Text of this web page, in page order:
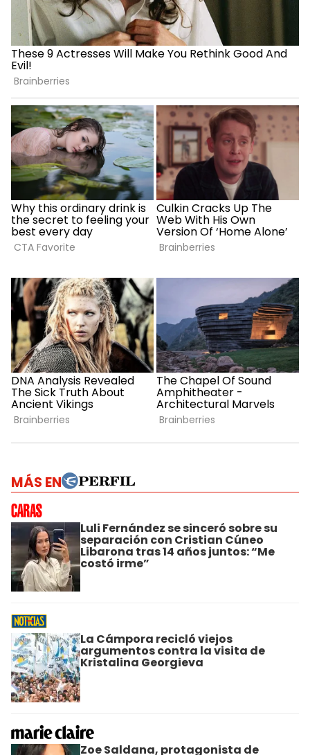
MÁS EN
Luli Fernández se sinceró sobre su
separación con Cristian Cúneo
Libarona tras 14 años juntos: “Me
costó irme”
La Cámpora recicló viejos
argumentos contra la visita de
Kristalina Georgieva
Zoe Saldana, protagonista de